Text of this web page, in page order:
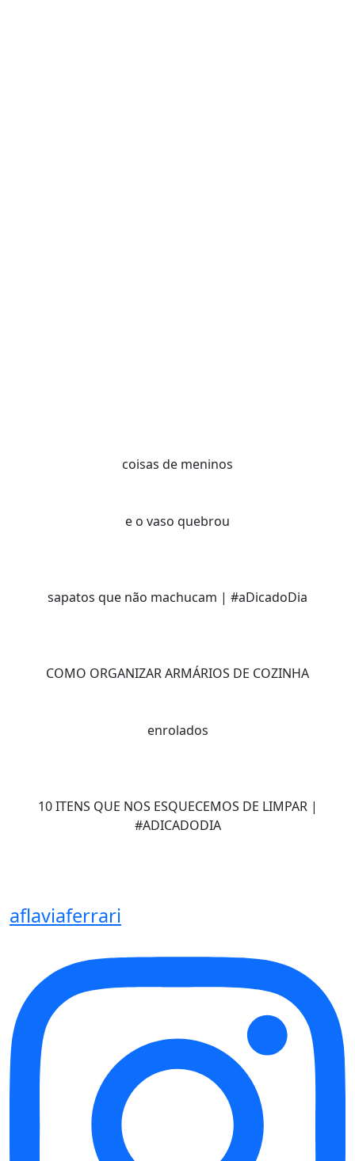
coisas de meninos
e o vaso quebrou
sapatos que não machucam | #aDicadoDia
COMO ORGANIZAR ARMÁRIOS DE COZINHA
enrolados
10 ITENS QUE NOS ESQUECEMOS DE LIMPAR |
#ADICADODIA
aflaviaferrari